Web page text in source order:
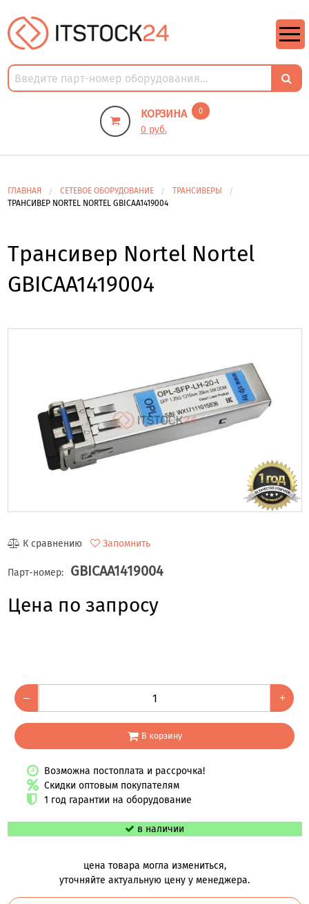
КОРЗИНА 0
0 руб.
ГЛАВНАЯ СЕТЕВОЕ ОБОРУДОВАНИЕ
ТРАНСИВЕРЫ
ТРАНСИВЕР NORTEL NORTEL GBICAA1419004
Трансивер Nortel Nortel
GBICAA1419004
К сравнению Запомнить
Парт-номер: GBICAA1419004
Цена по запросу
– +
В корзину
Возможна постоплата и рассрочка!
Скидки оптовым покупателям
1 год гарантии на оборудование
в наличии
цена товара могла измениться,
уточняйте актуальную цену у менеджера.